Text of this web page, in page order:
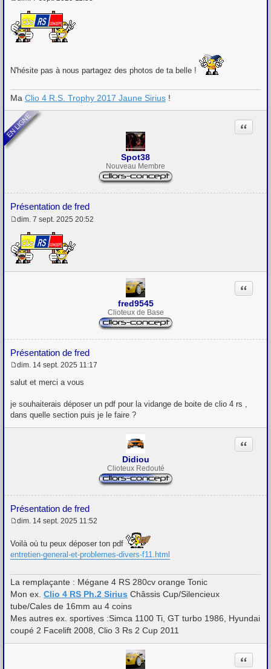
e
s
s
a
N'hésite pas à nous partagez des photos de ta belle !
Ma Clio 4 R.S. Trophy 2017 Jaune Sirius !
Spot38
Nouveau Membre
Présentation de fred
Citation
e
s
s
a
dim. 7 sept. 2025 20:52
fred9545
Clioteux de Base
Présentation de fred
Citation
e
a
g
dim. 14 sept. 2025 11:17
salut et merci a vous
je souhaiterais déposer un pdf pour la vidange de boite de clio 4 rs ,
dans quelle section puis je le faire ?
Didiou
Clioteux Redouté
Présentation de fred
Citation
s
s
a
dim. 14 sept. 2025 11:52
Voilà où tu peux déposer ton pdf
entretien-general-et-problemes-divers-f11.html
La remplaçante : Mégane 4 RS 280cv orange Tonic
Mon ex. Clio 4 RS Ph.2 Sirius Châssis Cup/Silencieux
tube/Cales de 16mm au 4 coins
Mes autres ex. sportives :Simca 1100 Ti, GT turbo 1986, Hyundai
coupé 2 Facelift 2008, Clio 3 Rs 2 Cup 2011
Citation